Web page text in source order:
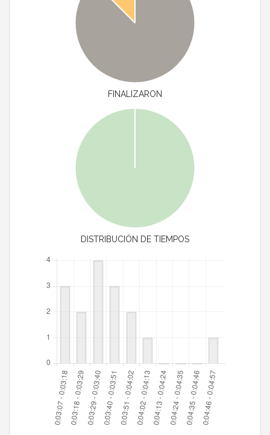
FINALIZARON
DISTRIBUCIÓN DE TIEMPOS